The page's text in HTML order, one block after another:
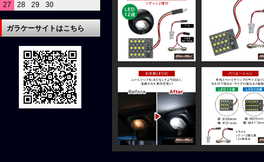
27
28 29 30
ガラケーサイトはこちら